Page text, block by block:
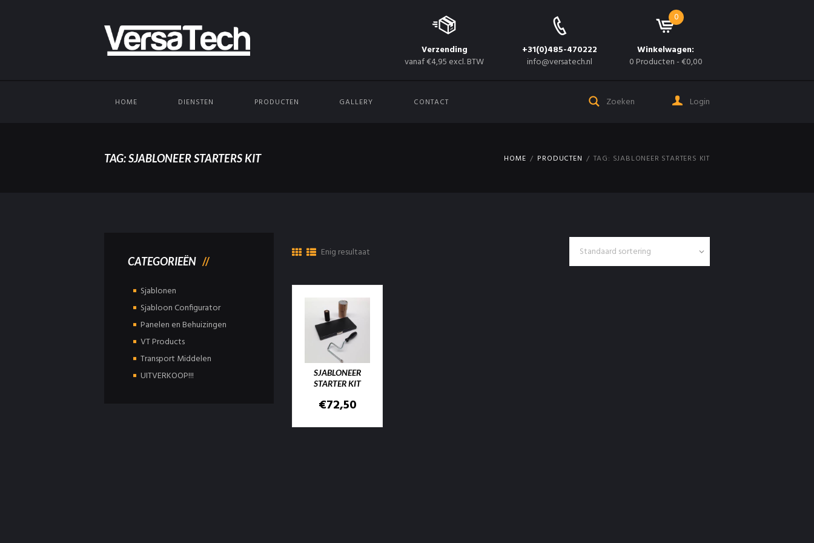
Verzending
vanaf €4,95 excl. BTW
+31(0)485-470222
info@versatech.nl
0
Winkelwagen:
0 Producten-€0,00
HOME DIENSTEN PRODUCTEN GALLERY CONTACT Login
TAG: SJABLONEER STARTERS KIT HOME PRODUCTEN TAG: SJABLONEER STARTERS KIT
Enig resultaat
SJABLONEER
STARTER KIT
€72,50
CATEGORIEËN
Sjablonen
Sjabloon Configurator
Panelen en Behuizingen
VT Products
Transport Middelen
UITVERKOOP!!!